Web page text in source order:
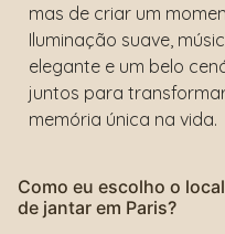
mas de criar um
Iluminação suave,
elegante e um belo
juntos para
memória única na vida.
Como eu escolho o
de jantar em Paris?